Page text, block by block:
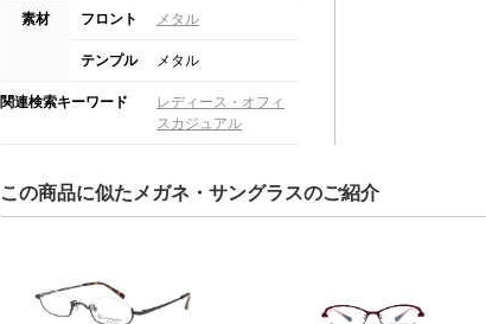
素材 フロント メタル
テンプル メタル
関連検索キーワード
レディース・オフィ
スカジュアル
この商品に似たメガネ・サングラスのご紹介